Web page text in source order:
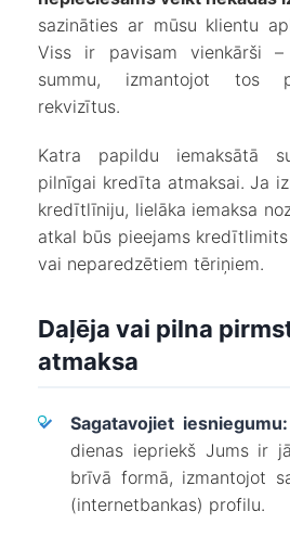
sazināties ar mūsu klientu
Viss ir pavisam vienkārši –
summu, izmantojot tos
rekvizītus.
Katra papildu iemaksātā
pilnīgai kredīta atmaksai. Ja
kredītlīniju, lielāka iemaksa
atkal būs pieejams
vai neparedzētiem tēriņiem.
Daļēja vai pilna
atmaksa
✓ Sagatavojiet iesniegumu:
dienas iepriekš Jums ir
brīvā formā, izmantojot
(internetbankas) profilu.